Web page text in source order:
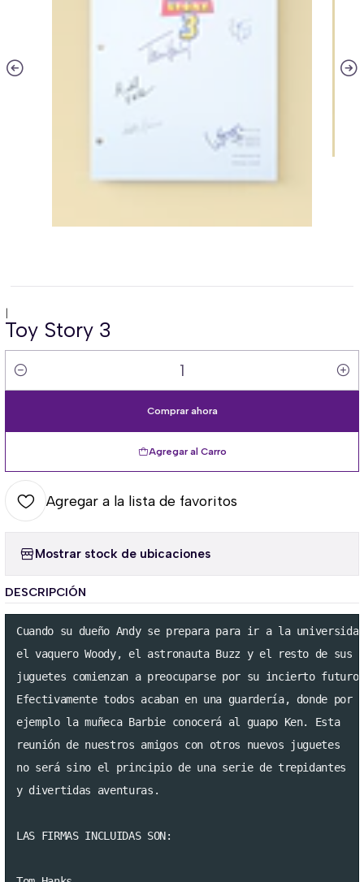
|
Toy Story 3
Cantidad
Agregar al Carro
Comprar ahora
Agregar a la lista de favoritos
Mostrar stock de ubicaciones
DESCRIPCIÓN
Cuando su dueño Andy se prepara para ir a la
el vaquero Woody, el astronauta Buzz y el resto de sus
juguetes comienzan a preocuparse por su incierto
Efectivamente todos acaban en una guardería, donde por
ejemplo la muñeca Barbie conocerá al guapo Ken. Esta
reunión de nuestros amigos con otros nuevos juguetes
no será sino el principio de una serie de trepidantes
y divertidas aventuras.
LAS FIRMAS INCLUIDAS SON: